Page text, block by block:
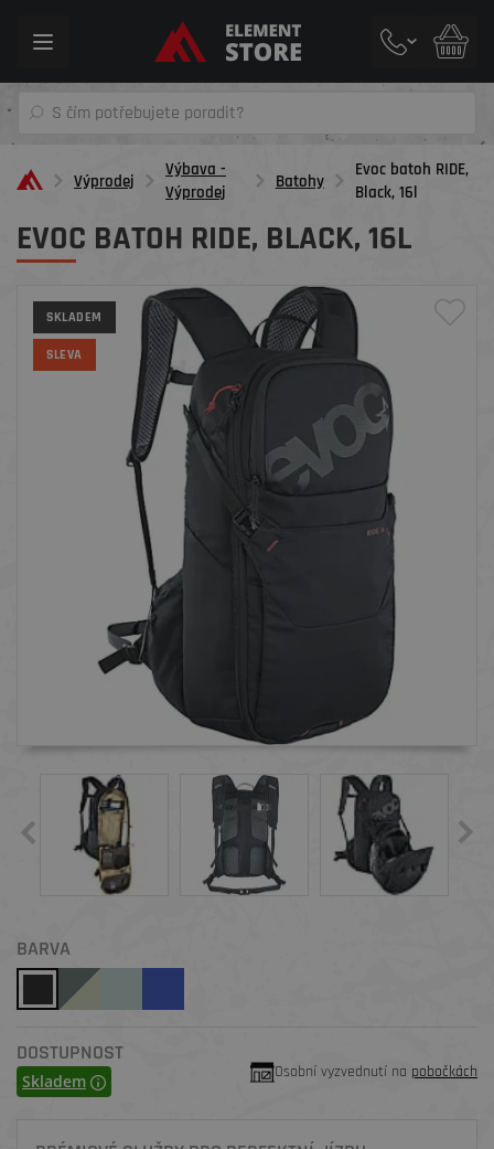
Toggle
Výprodej
Výbava -
Výprodej
Batohy
Evoc batoh RIDE,
Black, 16l
EVOC BATOH RIDE, BLACK, 16L
SKLADEM
SLEVA
BARVA
DOSTUPNOST
Skladem Osobní vyzvednutí na pobočkách